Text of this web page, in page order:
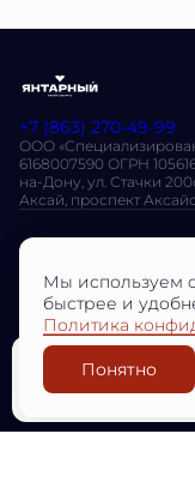
+7 (863) 270-49-99
ООО
6168007590 ОГРН
на-Дону, ул. Стачки
Аксай, проспект
О проекте
Разработано
© ЖК «Янтарный», 2026
Остались
Оставить
Мы используем
быстрее и
Политика
Понятно